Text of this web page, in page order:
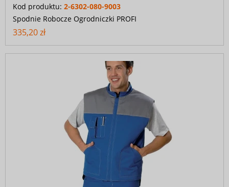
Kod produktu: 2-6302-080-9003
Spodnie Robocze Ogrodniczki PROFI
335,20 zł